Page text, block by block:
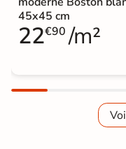
45x45 cm
22€90 /m²